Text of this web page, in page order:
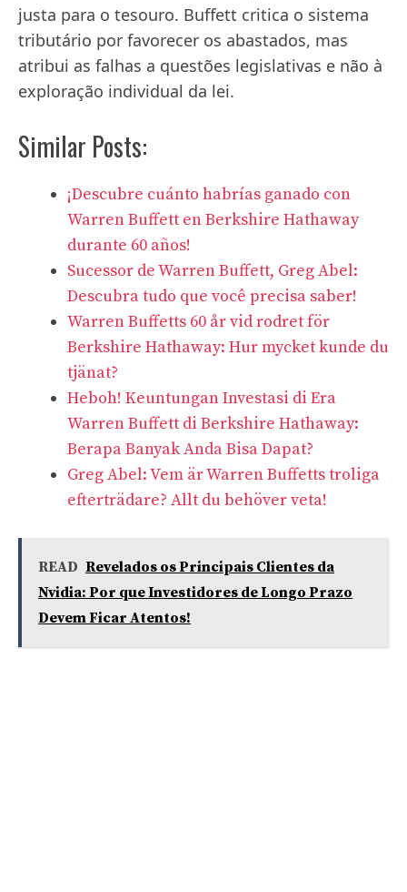
justa para o tesouro. Buffett critica o sistema
tributário por favorecer os abastados, mas
atribui as falhas a questões legislativas e não à
exploração individual da lei.
Similar Posts:
¡Descubre cuánto habrías ganado con
Warren Buffett en Berkshire Hathaway
durante 60 años!
Sucessor de Warren Buffett, Greg Abel:
Descubra tudo que você precisa saber!
Warren Buffetts 60 år vid rodret för
Berkshire Hathaway: Hur mycket kunde du
tjänat?
Heboh! Keuntungan Investasi di Era
Warren Buffett di Berkshire Hathaway:
Berapa Banyak Anda Bisa Dapat?
Greg Abel: Vem är Warren Buffetts troliga
efterträdare? Allt du behöver veta!
READ Revelados os Principais Clientes da
Nvidia: Por que Investidores de Longo Prazo
Devem Ficar Atentos!